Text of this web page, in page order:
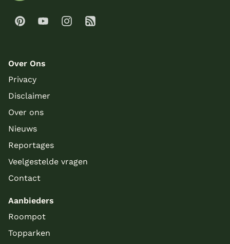
Over Ons
Privacy
Disclaimer
Over ons
Nieuws
Reportages
Veelgestelde vragen
Contact
Aanbieders
Roompot
Topparken